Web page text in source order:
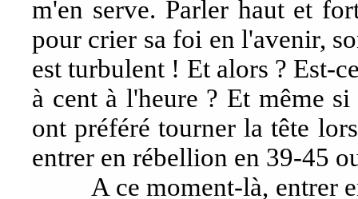
m'en serve. Parler haut et
pour crier sa foi en l'avenir,
est turbulent ! Et alors ? Est-
à cent à l'heure ? Et même
ont préféré tourner la tête
entrer en rébellion en 39-45
A ce moment-là, entrer